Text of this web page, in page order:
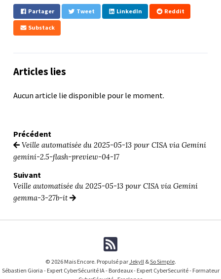
Partager Tweet LinkedIn Reddit
Substack
Articles lies
Aucun article lie disponible pour le moment.
Précédent
Veille automatisée du 2025-05-13 pour CISA via Gemini
gemini-2.5-flash-preview-04-17
Suivant
Veille automatisée du 2025-05-13 pour CISA via Gemini
gemma-3-27b-it
© 2026 Mais Encore. Propulsé parJekyll &So Simple.
Sébastien Gioria - Expert CyberSécurité IA - Bordeaux - Expert CyberSecurité - Formateur